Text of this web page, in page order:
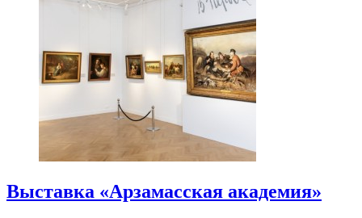
Выставка «Арзамасская академия»